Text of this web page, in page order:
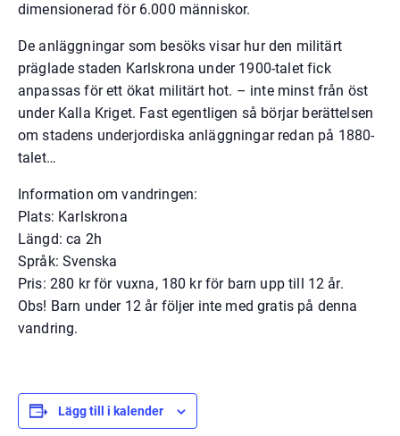
dimensionerad för 6.000 människor.
De anläggningar som besöks visar hur den militärt
präglade staden Karlskrona under 1900-talet fick
anpassas för ett ökat militärt hot. – inte minst från öst
under Kalla Kriget. Fast egentligen så börjar berättelsen
om stadens underjordiska anläggningar redan på 1880-
talet…
Information om vandringen:
Plats: Karlskrona
Längd: ca 2h
Språk: Svenska
Pris: 280 kr för vuxna, 180 kr för barn upp till 12 år.
Obs! Barn under 12 år följer inte med gratis på denna
vandring.
Lägg till i kalender